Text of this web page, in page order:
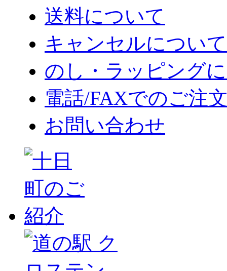
送料について
キャンセルについて
のし・ラッピング
電話/FAXでのご注
お問い合わせ